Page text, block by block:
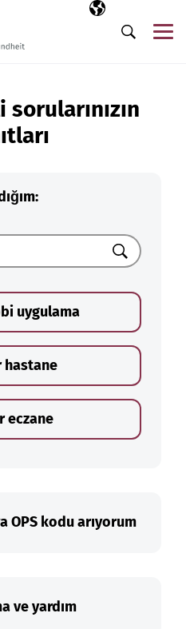
Seçili dil
TR
Arama
Ara
uygulama
hastane
eczane
OPS kodu arıyorum
ve yardım